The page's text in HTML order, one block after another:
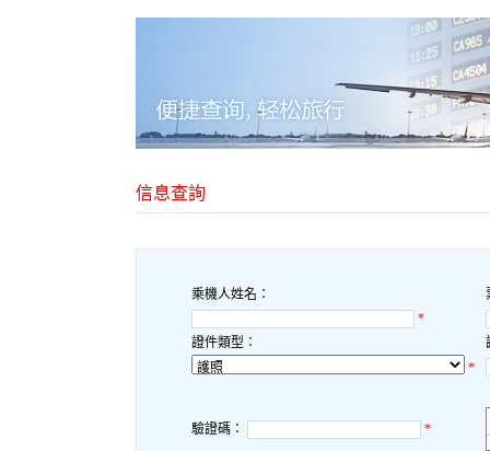
信息查詢
乘機人姓名：
*
證件類型：
*
驗證碼： *